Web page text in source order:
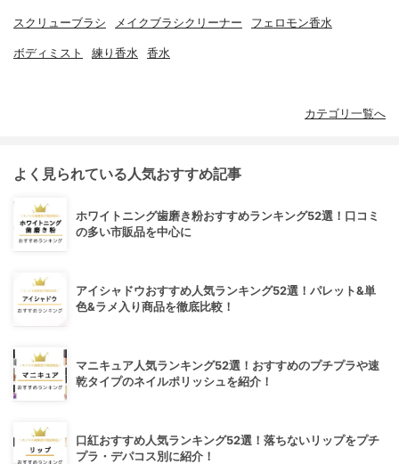
スクリューブラシ メイクブラシクリーナー フェロモン香水
ボディミスト 練り香水 香水
カテゴリ一覧へ
よく見られている人気おすすめ記事
ホワイトニング歯磨き粉おすすめランキング52選！口コミ
の多い市販品を中心に
アイシャドウおすすめ人気ランキング52選！パレット&単
色&ラメ入り商品を徹底比較！
マニキュア人気ランキング52選！おすすめのプチプラや速
乾タイプのネイルポリッシュを紹介！
口紅おすすめ人気ランキング52選！落ちないリップをプチ
プラ・デパコス別に紹介！